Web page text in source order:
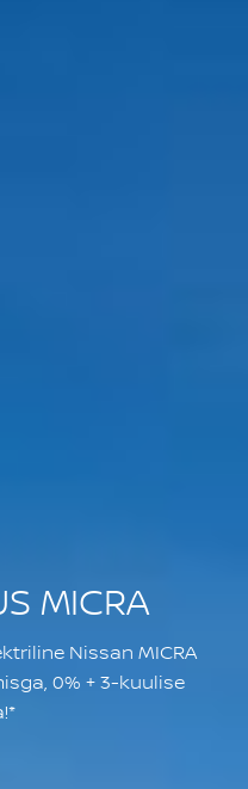
MICRA
Nissan MICRA
0% + 3-kuulise